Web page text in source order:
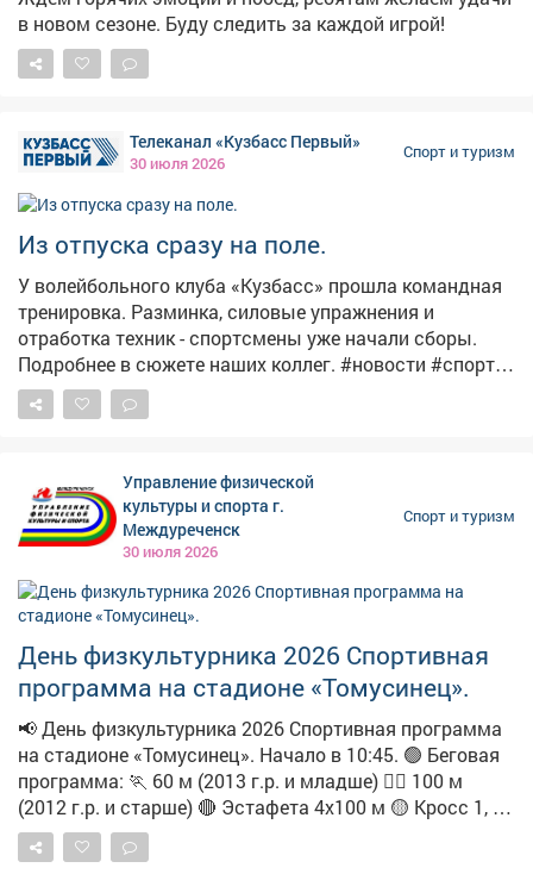
костра, смешные истории и байки - это то, что
связывает крепче суперклея. Там, вдали от
цивилизации и интернета, все становятся
настоящими. Этот поход показал нам душу Кузбасса -
таёжного края теперь звучит внутри каждого из нас. ✨
Так что...
в новом сезоне. Буду следить за каждой игрой!
Телеканал «Кузбасс Первый»
30 июля 2026
Спорт и туризм
Из отпуска сразу на поле.
У волейбольного клуба «Кузбасс» прошла командная
тренировка. Разминка, силовые упражнения и
отработка техник - спортсмены уже начали сборы.
Подробнее в сюжете наших коллег. #новости #спорт
#тренировк
Управление физической
культуры и спорта г.
Междуреченск
30 июля 2026
Спорт и туризм
День физкультурника 2026 Спортивная
программа на стадионе «Томусинец».
📢 День физкультурника 2026 Спортивная программа
на стадионе «Томусинец». Начало в 10:45. 🟢 Беговая
программа: 🏃 60 м (2013 г.р. и младше) 🏃‍♀️ 100 м
(2012 г.р. и старше) 🔴 Эстафета 4х100 м 🟡 Кросс 1, 2,
3 км 🍼 Забег «Карапузов» (до 3 лет) 🛡 Остальные
дисциплины: 💪 Армрестлинг 🗡 Метание ножа 🎯